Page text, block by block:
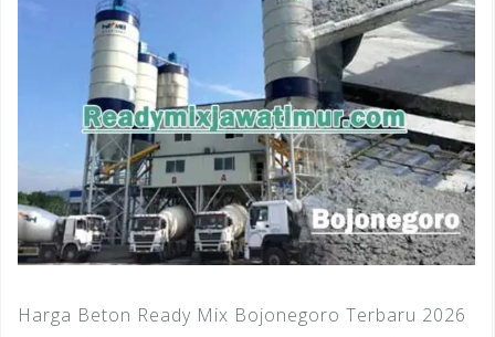
Harga Beton Ready Mix Bojonegoro Terbaru 2026